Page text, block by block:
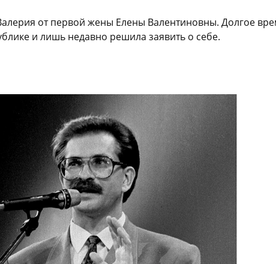
от первой жены Елены Валентиновны. Долгое
и лишь недавно решила заявить о себе.